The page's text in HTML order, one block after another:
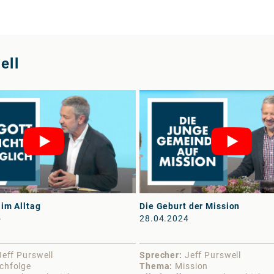
Alltag
Purswell
Die Geburt der Mission
28.04.2024
Sprecher
Jeff Purswell
Thema
Mission